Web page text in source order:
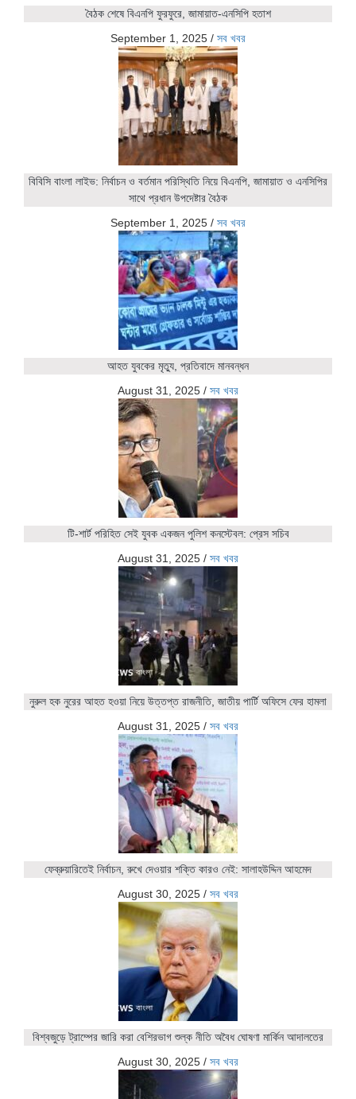
বৈঠক শেষে বিএনপি ফুরফুরে, জামায়াত-এনসিপি হতাশ
September 1, 2025 / সব খবর
বিবিসি বাংলা লাইভ: নির্বাচন ও বর্তমান পরিস্থিতি নিয়ে বিএনপি, জামায়াত ও এনসিপির
সাথে প্রধান উপদেষ্টার বৈঠক
September 1, 2025 / সব খবর
আহত যুবকের মৃত্যু, প্রতিবাদে মানবন্ধন
August 31, 2025 / সব খবর
টি-শার্ট পরিহিত সেই যুবক একজন পুলিশ কনস্টেবল: প্রেস সচিব
August 31, 2025 / সব খবর
নুরুল হক নুরের আহত হওয়া নিয়ে উত্তপ্ত রাজনীতি, জাতীয় পার্টি অফিসে ফের হামলা
August 31, 2025 / সব খবর
ফেব্রুয়ারিতেই নির্বাচন, রুখে দেওয়ার শক্তি কারও নেই: সালাহউদ্দিন আহমেদ
August 30, 2025 / সব খবর
বিশ্বজুড়ে ট্রাম্পের জারি করা বেশিরভাগ শুল্ক নীতি অবৈধ ঘোষণা মার্কিন আদালতের
August 30, 2025 / সব খবর